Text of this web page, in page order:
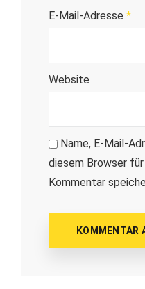
E-Mail-Adresse *
Website
Name, E-Mail-
diesem Browser
Kommentar